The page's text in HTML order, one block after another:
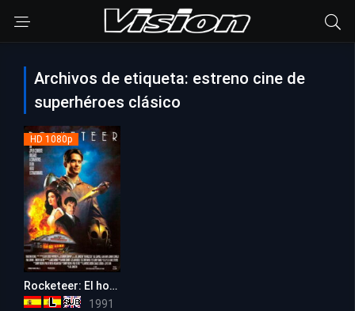
Archivos de etiqueta: estreno cine de
superhéroes clásico
HD 1080p
Rocketeer: El hombre cohete
1991